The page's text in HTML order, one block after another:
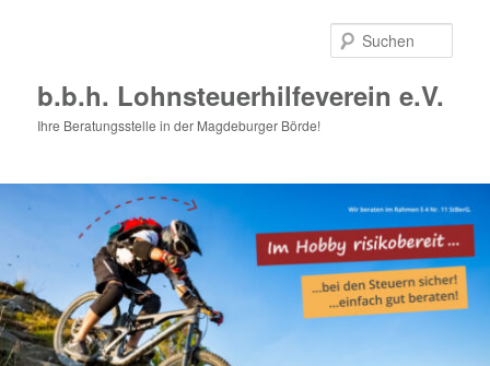
b.b.h. Lohnsteuerhilfeverein e.V.
Ihre Beratungsstelle in der Magdeburger Börde!